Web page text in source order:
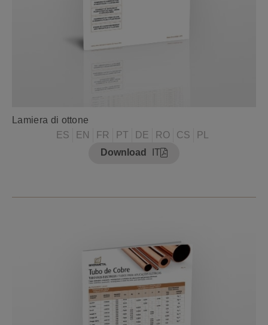
Lamiera di ottone
ES
EN FR PT DE RO CS
PL
Download
IT